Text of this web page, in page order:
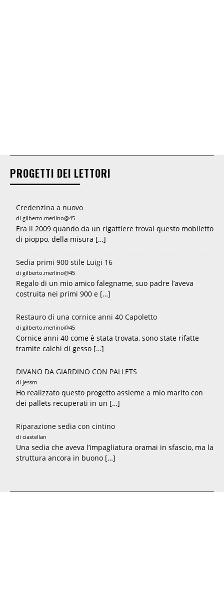
PROGETTI DEI LETTORI
Credenzina a nuovo
di gilberto.merlino@45
Era il 2009 quando da un rigattiere trovai questo mobiletto
di pioppo, della misura […]
Sedia primi 900 stile Luigi 16
di gilberto.merlino@45
Regalo di un mio amico falegname, suo padre l’aveva
costruita nei primi 900 e […]
Restauro di una cornice anni 40 Capoletto
di gilberto.merlino@45
Cornice anni 40 come è stata trovata, sono state rifatte
tramite calchi di gesso […]
DIVANO DA GIARDINO CON PALLETS
di jessm
Ho realizzato questo progetto assieme a mio marito con
dei pallets recuperati in un […]
Riparazione sedia con cintino
di ciastellan
Una sedia che aveva l’impagliatura oramai in sfascio, ma la
struttura ancora in buono […]